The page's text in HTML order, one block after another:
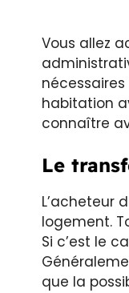
Vous allez
habitation
connaître
Le
L’acheteur
logement.
Si c’est le
que la